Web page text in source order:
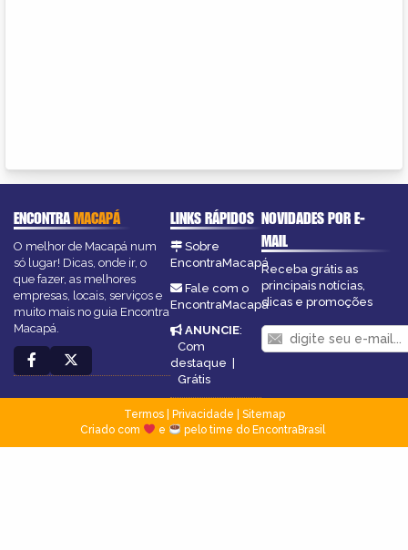
ENCONTRAMACAPÁ
O melhor de Macapá num
só lugar! Dicas, onde ir, o
que fazer, as melhores
empresas, locais, serviços e
muito mais no guia Encontra
Macapá.
LINKS RÁPIDOS
Sobre
EncontraMacapá
Fale com o
EncontraMacapá
ANUNCIE:
Com
destaque |
Grátis
NOVIDADES POR E-
MAIL
Receba grátis as
principais notícias,
dicas e promoções
Termos| Privacidade
Sitemap
Criado com
e pelo time do EncontraBrasil